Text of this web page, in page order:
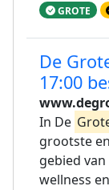
GROTE
De
17:00
In De
grootste
gebied
wellness